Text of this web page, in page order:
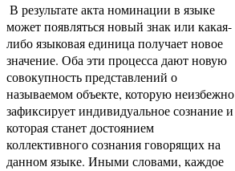
В результате акта номинации в языке
может появляться новый знак или какая-
либо языковая единица получает новое
значение. Оба эти процесса дают новую
совокупность представлений о
называемом объекте, которую неизбежно
зафиксирует индивидуальное сознание и
которая станет достоянием
коллективного сознания говорящих на
данном языке. Иными словами, каждое